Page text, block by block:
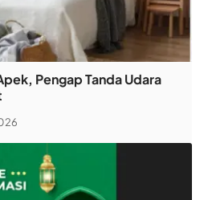
Pengap Tanda Udara